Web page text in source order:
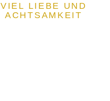
VIEL LIEBE UND
ACHTSAMKEIT